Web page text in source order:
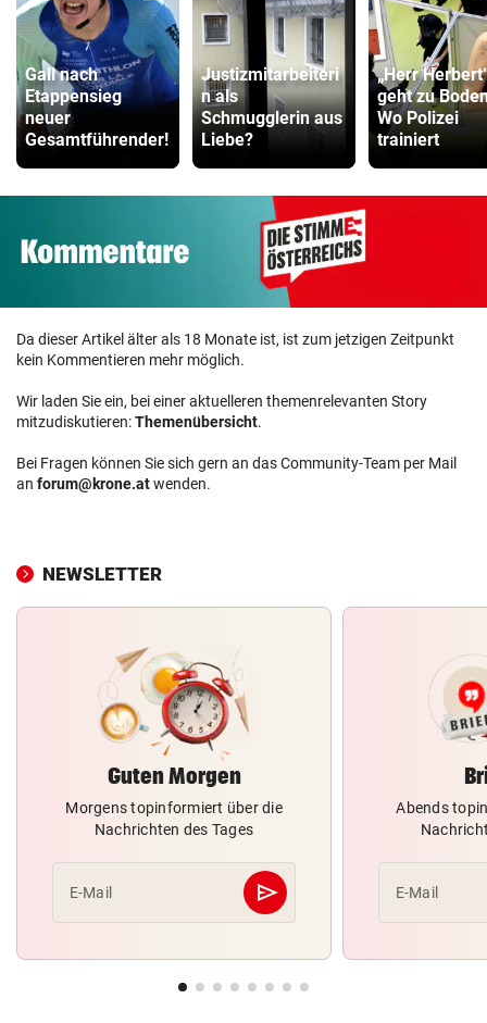
Gall nach
Etappensieg
neuer
Gesamtführender!
Justizmitarbeiteri
n als
Schmugglerin aus
Liebe?
„Herr
geht zu
Wo Polizei
trainiert
Da dieser Artikel älter als 18 Monate ist, ist zum jetzigen Zeitpunkt
kein Kommentieren mehr möglich.
Wir laden Sie ein, bei einer aktuelleren themenrelevanten Story
mitzudiskutieren:Themenübersicht.
Bei Fragen können Sie sich gern an das Community-Team per Mail
an forum@krone.atwenden.
NEWSLETTER
Guten Morgen
Morgens topinformiert über die
Nachrichten des Tages
E-Mail send
Abschicken
Abends
E-Mail